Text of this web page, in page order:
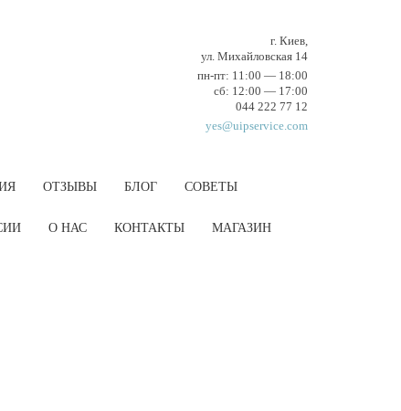
г. Киев,
ул. Михайловская 14
пн-пт: 11:00 — 18:00
cб: 12:00 — 17:00
044 222 77 12
yes@uipservice.com
ОТЗЫВЫ БЛОГ СОВЕТЫ
О НАС КОНТАКТЫ МАГАЗИН